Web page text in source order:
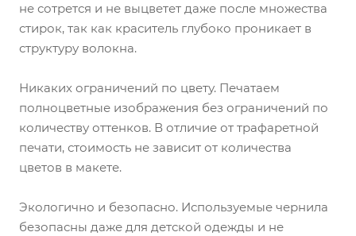
не сотрется и не выцветет даже после множества
стирок, так как краситель глубоко проникает в
структуру волокна.
Никаких ограничений по цвету. Печатаем
полноцветные изображения без ограничений по
количеству оттенков. В отличие от трафаретной
печати, стоимость не зависит от количества
цветов в макете.
Экологично и безопасно. Используемые чернила
безопасны даже для детской одежды и не